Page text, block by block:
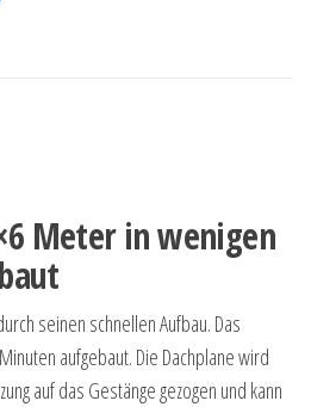
Meter in wenigen
seinen schnellen Aufbau. Das
aufgebaut. Die Dachplane wird
auf das Gestänge gezogen und kann